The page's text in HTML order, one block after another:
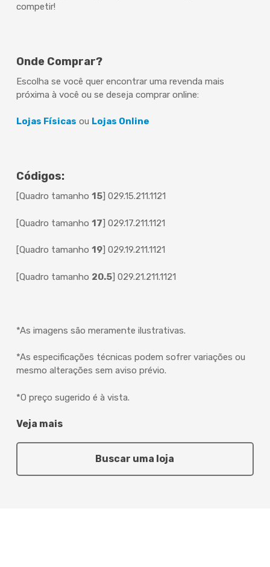
competir!
Onde Comprar?
Escolha se você quer encontrar uma revenda mais
próxima à você ou se deseja comprar online:
Lojas Físicas ou Lojas Online
Códigos:
[Quadro tamanho 15] 029.15.211.1121
[Quadro tamanho 17] 029.17.211.1121
[Quadro tamanho 19] 029.19.211.1121
[Quadro tamanho 20.5] 029.21.211.1121
*As imagens são meramente ilustrativas.
*As especificações técnicas podem sofrer variações ou
mesmo alterações sem aviso prévio.
*O preço sugerido é à vista.
Buscar uma loja
Veja mais